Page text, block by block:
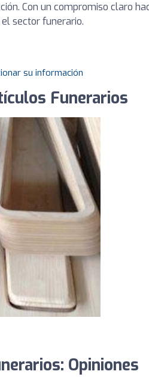
Con un compromiso claro
sector funerario.
su información
Funerarios
Opiniones